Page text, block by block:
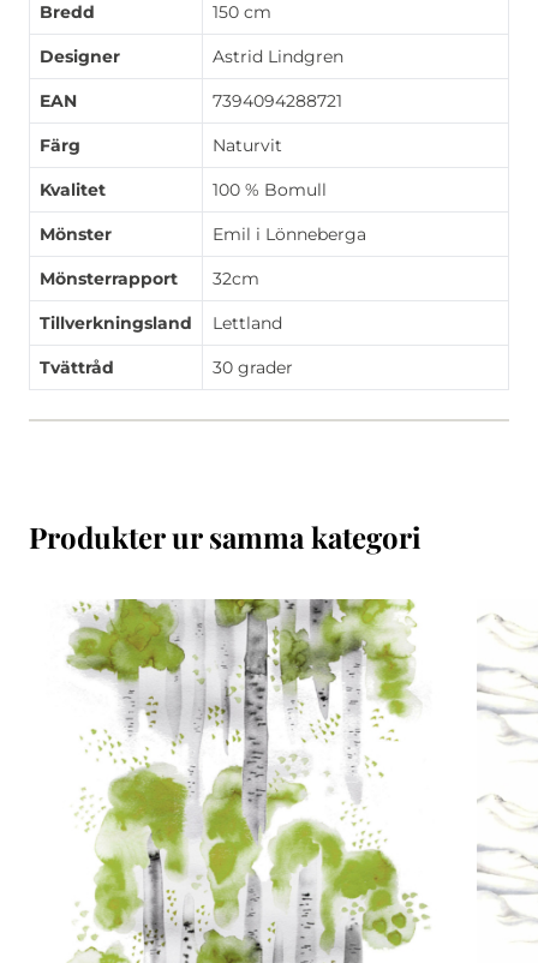
Bredd 150 cm
Designer Astrid Lindgren
EAN 7394094288721
Färg Naturvit
Kvalitet 100 % Bomull
Mönster Emil i Lönneberga
Mönsterrapport 32cm
Tillverkningsland Lettland
Tvättråd 30 grader
Produkter ur samma kategori